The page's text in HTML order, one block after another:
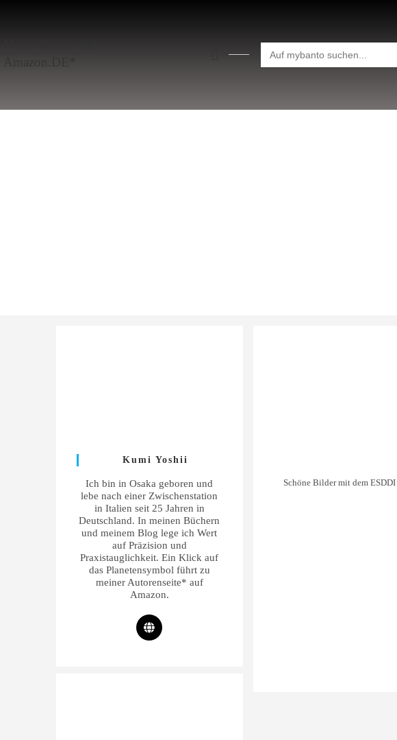
Search
for:
Schöne Bilder mit dem
Kumi Yoshii
Ich bin in Osaka geboren und
lebe nach einer Zwischenstation
in Italien seit 25 Jahren in
Deutschland. In meinen Büchern
und meinem Blog lege ich Wert
auf Präzision und
Praxistauglichkeit. Ein Klick auf
das Planetensymbol führt zu
meiner Autorenseite* auf
Amazon.